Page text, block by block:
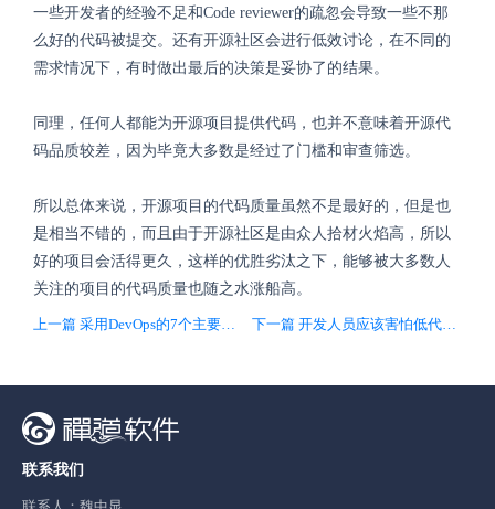
一些开发者的经验不足和Code reviewer的疏忽会导致一些不那
么好的代码被提交。还有开源社区会进行低效讨论，在不同的
需求情况下，有时做出最后的决策是妥协了的结果。
同理，任何人都能为开源项目提供代码，也并不意味着开源代
码品质较差，因为毕竟大多数是经过了门槛和审查筛选。
所以总体来说，开源项目的代码质量虽然不是最好的，但是也
是相当不错的，而且由于开源社区是由众人拾材火焰高，所以
好的项目会活得更久，这样的优胜劣汰之下，能够被大多数人
关注的项目的代码质量也随之水涨船高。
下一篇 开发人员应该害怕低代码吗？
联系我们